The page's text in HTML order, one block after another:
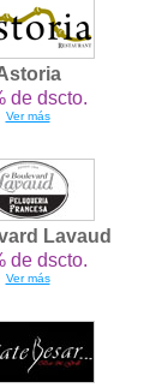
de dscto.
Ver más
Lavaud
de dscto.
Ver más